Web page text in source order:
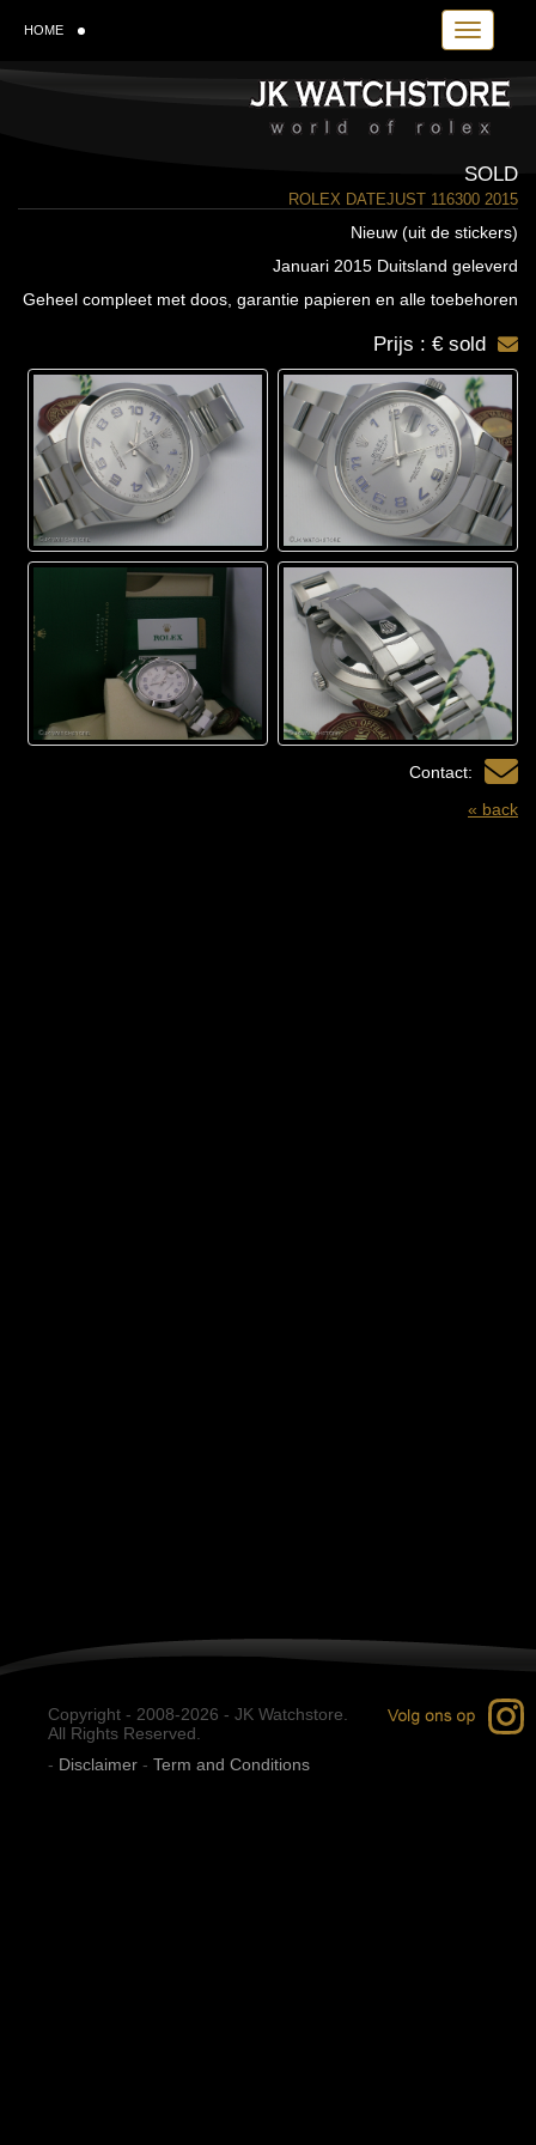
Toggle
HOME
SOLD
ROLEX DATEJUST 116300 2015
Nieuw (uit de stickers)
Januari 2015 Duitsland geleverd
Geheel compleet met doos, garantie papieren en alle toebehoren
Prijs : € sold
Contact:
« back
Copyright - 2008-2026 - JK Watchstore.
All Rights Reserved.
- Disclaimer - Term and Conditions